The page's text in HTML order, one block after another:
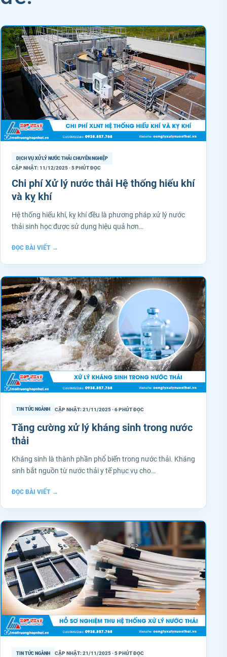
DỊCH VỤ XỬ LÝ NƯỚC THẢI CHUYÊN NGHIỆP
CẬP NHẬT: 11/12/2025 · 5 PHÚT ĐỌC
Chi phí Xử lý nước thải Hệ thống hiếu khí
và kỵ khí
Hệ thống hiếu khí, kỵ khí đều là phương pháp xử lý nước
thải sinh học được sử dụng hiệu quả hơn…
ĐỌC BÀI VIẾT →
TIN TỨC NGÀNH CẬP NHẬT: 21/11/2025 · 6 PHÚT ĐỌC
Tăng cường xử lý kháng sinh trong nước
thải
Kháng sinh là thành phần phổ biến trong nước thải. Kháng
sinh bắt nguồn từ nước thải y tế phục vụ cho…
ĐỌC BÀI VIẾT →
TIN TỨC NGÀNH CẬP NHẬT: 21/11/2025 · 5 PHÚT ĐỌC